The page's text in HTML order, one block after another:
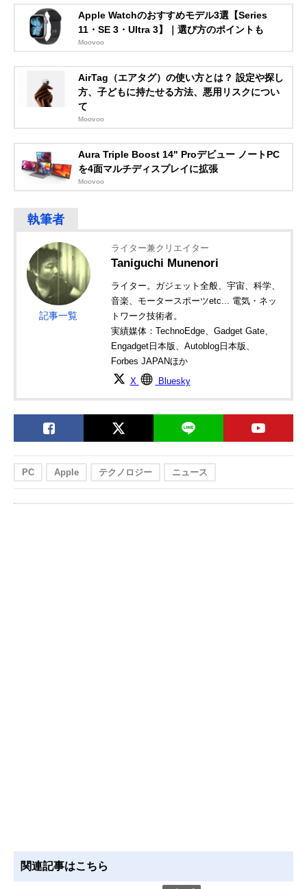
Apple Watchのおすすめモデル3選【Series
11・SE 3・Ultra 3】｜選び方のポイントも
Moovoo
AirTag（エアタグ）の使い方とは？ 設定や探し
方、子どもに持たせる方法、悪用リスクについ
て
Moovoo
Aura Triple Boost 14" Proデビュー ノートPC
を4面マルチディスプレイに拡張
Moovoo
記事一覧
ライター兼クリエイター
Taniguchi Munenori
ライター。ガジェット全般、宇宙、科学、
音楽、モータースポーツetc... 電気・ネッ
トワーク技術者。
実績媒体：TechnoEdge、Gadget Gate、
Engadget日本版、Autoblog日本版、
Forbes JAPANほか
X Bluesky
PC Apple テクノロジー ニュース
関連記事はこちら